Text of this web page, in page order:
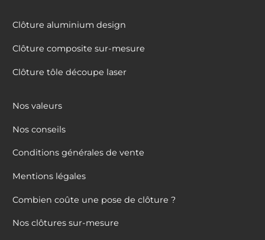
Clôture aluminium design
Clôture composite sur-mesure
Clôture tôle découpe laser
Nos valeurs
Nos conseils
Conditions générales de vente
Mentions légales
Combien coûte une pose de clôture ?
Nos clôtures sur-mesure